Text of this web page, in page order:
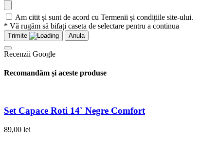
Am citit și sunt de acord cu Termenii și condițiile site-ului.
* Vă rugăm să bifați caseta de selectare pentru a continua
Trimite Anula
Recenzii Google
Recomandăm și aceste produse
Set Capace Roti 14` Negre Comfort
89,00 lei